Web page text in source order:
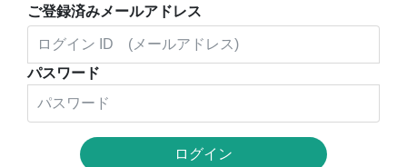
ご登録済みメールアドレス
パスワード
ログイン